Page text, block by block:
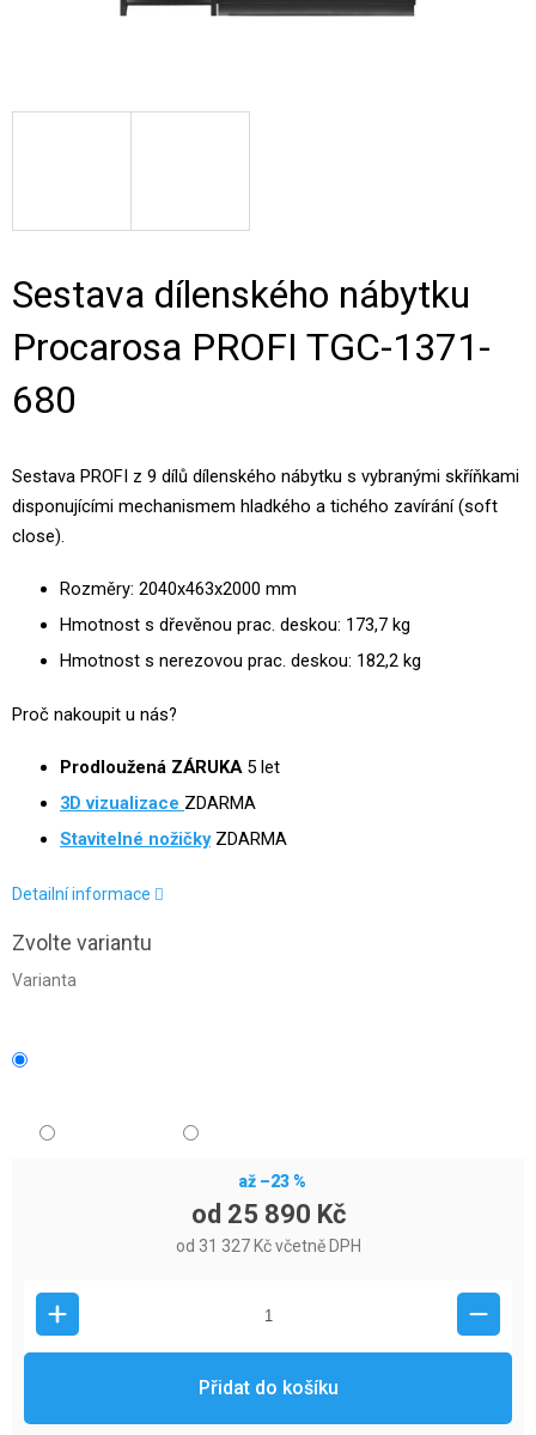
Sestava dílenského nábytku
Procarosa PROFI TGC-1371-
680
Sestava PROFI z 9 dílů dílenského nábytku s vybranými skříňkami
disponujícími mechanismem hladkého a tichého zavírání (soft
close).
Rozměry: 2040x463x2000 mm
Hmotnost s dřevěnou prac. deskou: 173,7 kg
Hmotnost s nerezovou prac. deskou: 182,2 kg
Proč nakoupit u nás?
Prodloužená ZÁRUKA5 let
3D vizualizace ZDARMA
Stavitelné nožičkyZDARMA
Detailní informace
Zvolte variantu
Varianta
až –23 %
od 25 890 Kč
od 31 327 Kčvčetně DPH
Přidat do košíku